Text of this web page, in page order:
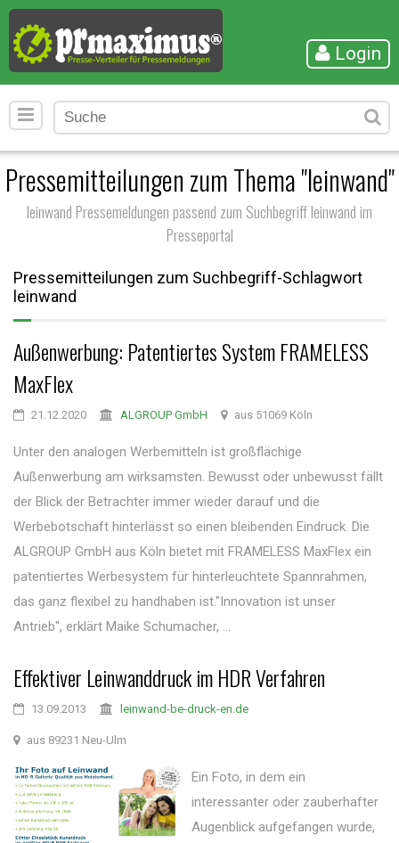
Login
Pressemitteilungen zum Thema "leinwand"
leinwand Pressemeldungen passend zum Suchbegriff leinwand im
Presseportal
Pressemitteilungen zum Suchbegriff-Schlagwort
leinwand
Außenwerbung: Patentiertes System FRAMELESS
MaxFlex
21.12.2020 ALGROUP GmbH aus 51069 Köln
Unter den analogen Werbemitteln ist großflächige
Außenwerbung am wirksamsten. Bewusst oder unbewusst fällt
der Blick der Betrachter immer wieder darauf und die
Werbebotschaft hinterlässt so einen bleibenden Eindruck. Die
ALGROUP GmbH aus Köln bietet mit FRAMELESS MaxFlex ein
patentiertes Werbesystem für hinterleuchtete Spannrahmen,
das ganz flexibel zu handhaben ist."Innovation ist unser
Antrieb", erklärt Maike Schumacher, ...
Effektiver Leinwanddruck im HDR Verfahren
13.09.2013 leinwand-be-druck-en.de
aus 89231 Neu-Ulm
Ein Foto, in dem ein
interessanter oder zauberhafter
Augenblick aufgefangen wurde,